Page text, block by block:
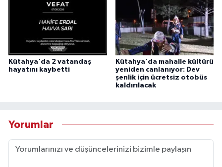
Kütahya'da 2 vatandaş
hayatını kaybetti
Kütahya'da mahalle kültürü
yeniden canlanıyor: Dev
şenlik için ücretsiz otobüs
kaldırılacak
Yorumlar